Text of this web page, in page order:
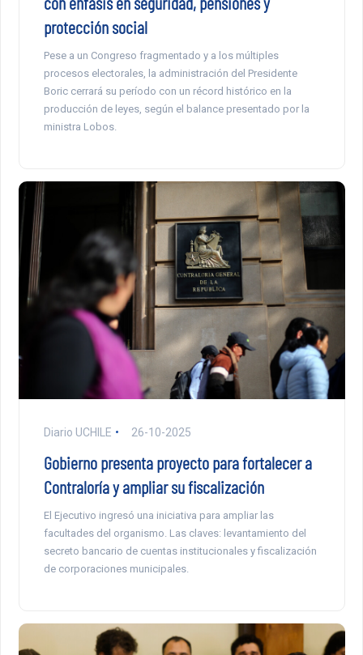
protección social
Pese a un Congreso fragmentado y a los múltiples
procesos electorales, la administración del Presidente
Boric cerrará su período con un récord histórico en la
producción de leyes, según el balance presentado por la
ministra Lobos.
Diario UCHILE 26-10-2025
Gobierno presenta proyecto para fortalecer a
Contraloría y ampliar su fiscalización
El Ejecutivo ingresó una iniciativa para ampliar las
facultades del organismo. Las claves: levantamiento del
secreto bancario de cuentas institucionales y fiscalización
de corporaciones municipales.